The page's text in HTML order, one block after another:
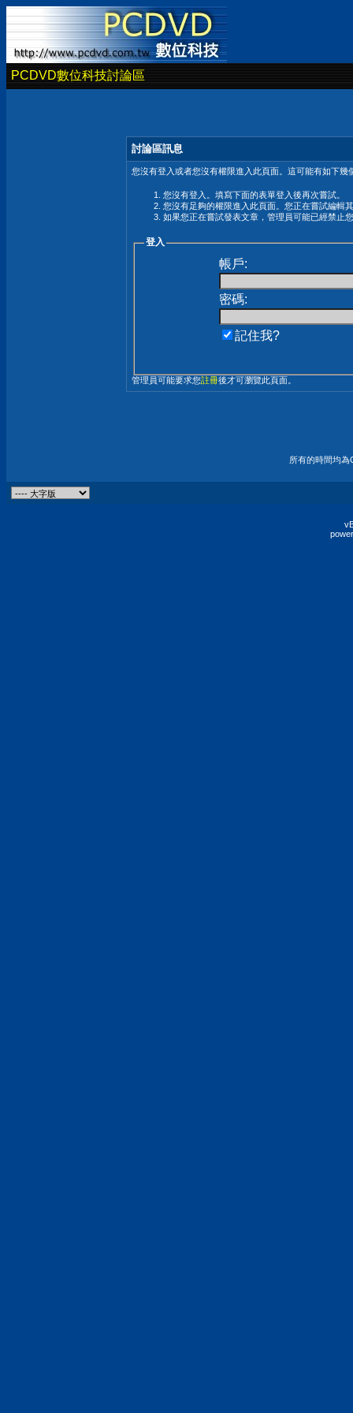
PCDVD數位科技討論區
討論區訊息
您沒有登入或者您沒有權限進入此頁面。這可能有如下幾
您沒有登入。填寫下面的表單登入後再次嘗試。
您沒有足夠的權限進入此頁面。您正在嘗試編輯
如果您正在嘗試發表文章，管理員可能已經禁止
登入
帳戶:
密碼:
記住我?
管理員可能要求您註冊後才可瀏覽此頁面。
所有的時間均為